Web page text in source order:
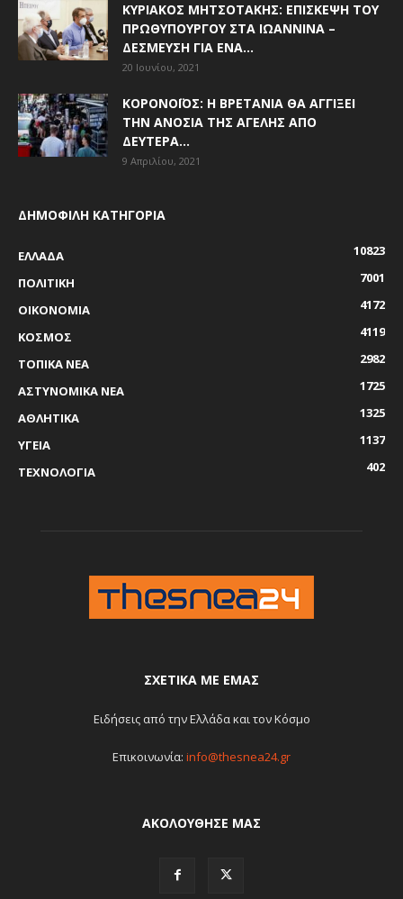
ΚΥΡΙΆΚΟΣ ΜΗΤΣΟΤΆΚΗΣ: ΕΠΊΣΚΕΨΗ ΤΟΥ
ΠΡΩΘΥΠΟΥΡΓΟΎ ΣΤΑ ΙΩΆΝΝΙΝΑ –
ΔΈΣΜΕΥΣΗ ΓΙΑ ΈΝΑ...
20 Ιουνίου, 2021
ΚΟΡΟΝΟΪΌΣ: Η ΒΡΕΤΑΝΊΑ ΘΑ ΑΓΓΊΞΕΙ
ΤΗΝ ΑΝΟΣΊΑ ΤΗΣ ΑΓΈΛΗΣ ΑΠΌ
ΔΕΥΤΈΡΑ...
9 Απριλίου, 2021
ΔΗΜΟΦΙΛΗ ΚΑΤΗΓΟΡΙΑ
ΕΛΛΑΔΑ
10823
ΠΟΛΙΤΙΚΗ
7001
ΟΙΚΟΝΟΜΙΑ
4172
ΚΟΣΜΟΣ
4119
ΤΟΠΙΚΑ ΝΕΑ
2982
ΑΣΤΥΝΟΜΙΚΑ ΝΕΑ
1725
ΑΘΛΗΤΙΚΑ
1325
ΥΓΕΙΑ
1137
ΤΕΧΝΟΛΟΓΙΑ
402
ΣΧΕΤΙΚΆ ΜΕ ΕΜΆΣ
Ειδήσεις από την Ελλάδα και τον Κόσμο
Επικοινωνία: info@thesnea24.gr
ΑΚΟΛΟΥΘΗΣΕ ΜΑΣ